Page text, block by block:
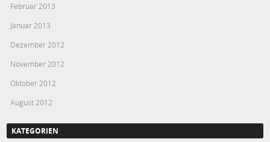
Februar 2013
Januar 2013
Dezember 2012
November 2012
Oktober 2012
August 2012
KATEGORIEN